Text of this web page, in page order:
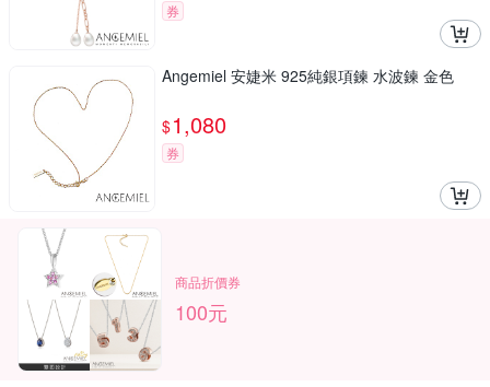
券
Angemiel 安婕米 925純銀項鍊 水波鍊 金色
$1,080
券
商品折價券
100元